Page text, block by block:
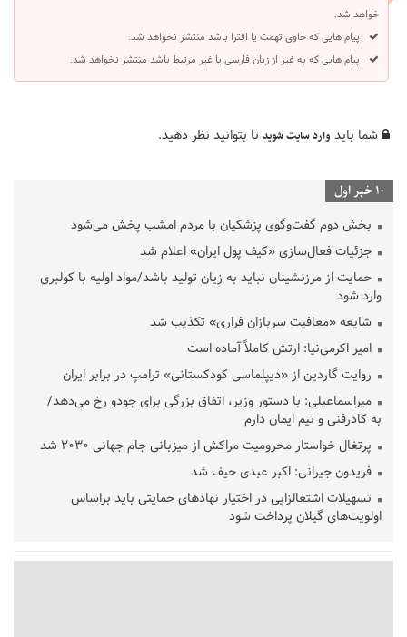
خواهد شد.
پیام هایی که حاوی تهمت یا افترا باشد منتشر نخواهد شد.
پیام هایی که به غیر از زبان فارسی یا غیر مرتبط باشد منتشر نخواهد شد.
شما باید وارد سایت شوید تا بتوانید نظر دهید.
10 خبر اول
بخش دوم گفت‌وگوی پزشکیان با مردم امشب پخش می‌شود
جزئیات فعال‌سازی «کیف پول ایران» اعلام شد
حمایت از مرزنشینان نباید به زیان تولید باشد/مواد اولیه با کولبری
وارد شود
شایعه «معافیت سربازان فراری» تکذیب شد
امیر اکرمی‌نیا: ارتش کاملاً آماده است
روایت گاردین از «دیپلماسی کودکستانی» ترامپ در برابر ایران
میراسماعیلی: با دستور وزیر، اتفاق بزرگی برای جودو رخ می‌دهد/
به کادرفنی و تیم ایمان دارم
پرتغال خواستار محرومیت مراکش از میزبانی جام جهانی ۲۰۳۰ شد
فریدون جیرانی: اکبر عبدی حیف شد
تسهیلات اشتغالزایی در اختیار نهادهای حمایتی باید براساس
اولویت‌های گیلان پرداخت شود
قلعه‌نویی مشخص شد